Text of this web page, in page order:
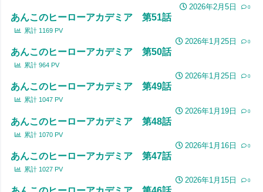
2026年2月5日 0
あんこのヒーローアカデミア 第51話
累計 1169 PV
2026年1月25日 0
あんこのヒーローアカデミア 第50話
累計 964 PV
2026年1月25日 0
あんこのヒーローアカデミア 第49話
累計 1047 PV
2026年1月19日 0
あんこのヒーローアカデミア 第48話
累計 1070 PV
2026年1月16日 0
あんこのヒーローアカデミア 第47話
累計 1027 PV
2026年1月15日 0